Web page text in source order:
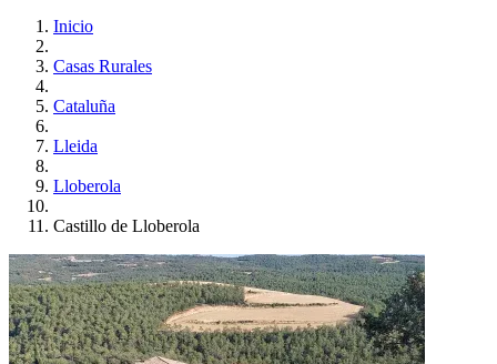
Inicio
Casas Rurales
Cataluña
Lleida
Lloberola
Castillo de Lloberola